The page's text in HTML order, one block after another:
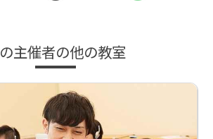
主催者の他の教室